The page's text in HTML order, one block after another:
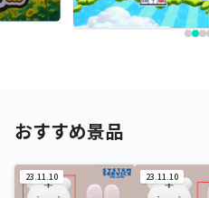
おすすめ景品
23.11.10 23.11.10